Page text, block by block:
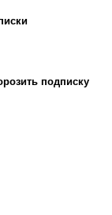
подписку